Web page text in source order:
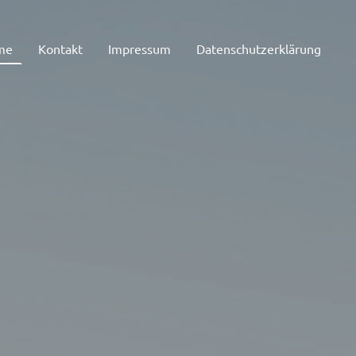
Kontakt Impressum Datenschutzerklärung